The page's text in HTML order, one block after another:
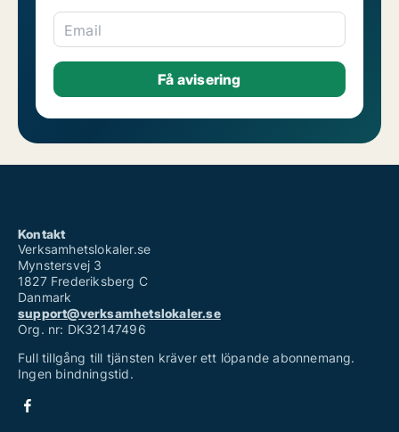
Email
Kontakt
Verksamhetslokaler.se
Mynstersvej 3
1827 Frederiksberg C
Danmark
support@verksamhetslokaler.se
Org. nr: DK32147496
Full tillgång till tjänsten kräver ett löpande abonnemang.
Ingen bindningstid.